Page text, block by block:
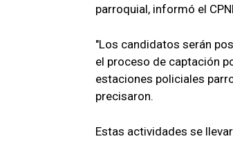
parroquial, informó el
"Los candidatos serán
el proceso de captación
estaciones policiales
precisaron.
Estas actividades se